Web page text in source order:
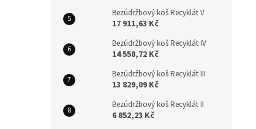
Bezúdržbový koš Recyklát V
17 911,63 Kč
Bezúdržbový koš Recyklát IV
14 558,72 Kč
Bezúdržbový koš Recyklát III
13 829,09 Kč
Bezúdržbový koš Recyklát II
6 852,23 Kč